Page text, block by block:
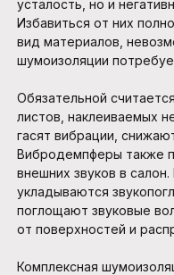
усталость, но и
Избавиться от них
вид материалов,
шумоизоляции
Обязательной
листов, наклеиваемых
гасят вибрации,
Вибродемпферы также
внешних звуков в
укладываются
поглощают звуковые
от поверхностей и
Комплексная